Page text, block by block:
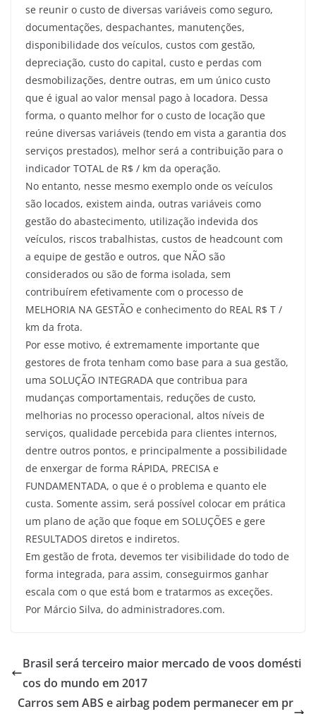
se reunir o custo de diversas variáveis como seguro,
documentações, despachantes, manutenções,
disponibilidade dos veículos, custos com gestão,
depreciação, custo do capital, custo e perdas com
desmobilizações, dentre outras, em um único custo
que é igual ao valor mensal pago à locadora. Dessa
forma, o quanto melhor for o custo de locação que
reúne diversas variáveis (tendo em vista a garantia dos
serviços prestados), melhor será a contribuição para o
indicador TOTAL de R$ / km da operação.
No entanto, nesse mesmo exemplo onde os veículos
são locados, existem ainda, outras variáveis como
gestão do abastecimento, utilização indevida dos
veículos, riscos trabalhistas, custos de headcount com
a equipe de gestão e outros, que NÃO são
considerados ou são de forma isolada, sem
contribuírem efetivamente com o processo de
MELHORIA NA GESTÃO e conhecimento do REAL R$ T /
km da frota.
Por esse motivo, é extremamente importante que
gestores de frota tenham como base para a sua gestão,
uma SOLUÇÃO INTEGRADA que contribua para
mudanças comportamentais, reduções de custo,
melhorias no processo operacional, altos níveis de
serviços, qualidade percebida para clientes internos,
dentre outros pontos, e principalmente a possibilidade
de enxergar de forma RÁPIDA, PRECISA e
FUNDAMENTADA, o que é o problema e quanto ele
custa. Somente assim, será possível colocar em prática
um plano de ação que foque em SOLUÇÕES e gere
RESULTADOS diretos e indiretos.
Em gestão de frota, devemos ter visibilidade do todo de
forma integrada, para assim, conseguirmos ganhar
escala com o que está bom e tratarmos as exceções.
Por Márcio Silva, do administradores.com.
Brasil será terceiro maior mercado de voos domésti
cos do mundo em 2017
Carros sem ABS e airbag podem permanecer em pr